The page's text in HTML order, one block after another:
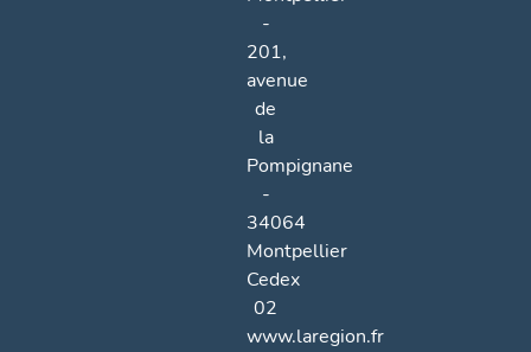
-
201,
avenue
de
la
Pompignane
-
34064
Montpellier
Cedex
02
www.laregion.fr